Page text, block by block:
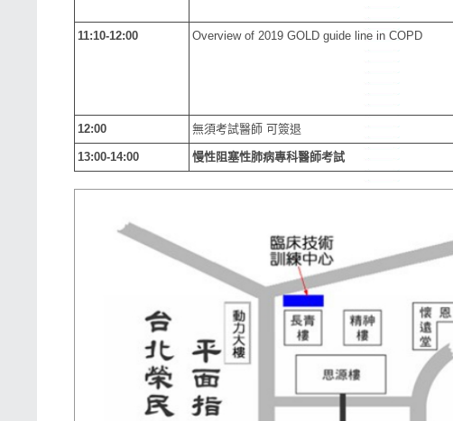
11:10-12:00 Overview of 2019 GOLD guide line in COPD
12:00 無須考試醫師 可簽退
13:00-14:00 慢性阻塞性肺病專科醫師考試